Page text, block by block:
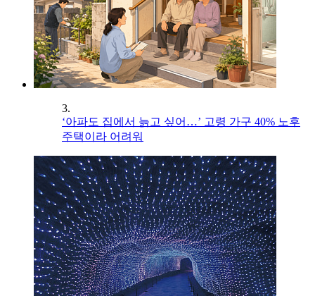
3.
‘아파도 집에서 늙고 싶어…’ 고령 가구 40% 노후
주택이라 어려워